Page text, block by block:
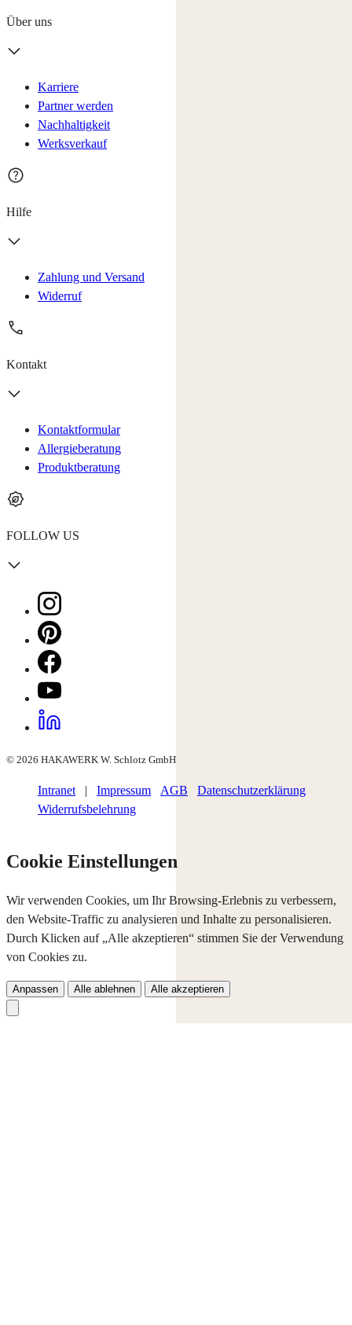
Über uns
Karriere
Partner werden
Nachhaltigkeit
Werksverkauf
Hilfe
Zahlung und Versand
Widerruf
Kontakt
Kontaktformular
Allergieberatung
Produktberatung
FOLLOW US
© 2026 HAKAWERK W. Schlotz GmbH
Intranet | Impressum AGB
Datenschutzerklärung
Widerrufsbelehrung
Cookie Einstellungen
Wir verwenden Cookies, um Ihr Browsing-Erlebnis zu verbessern,
den Website-Traffic zu analysieren und Inhalte zu personalisieren.
Durch Klicken auf „Alle akzeptieren“ stimmen Sie der Verwendung
von Cookies zu.
Anpassen Alle ablehnen Alle akzeptieren